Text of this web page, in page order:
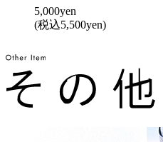
5,000yen
(税込5,500yen)